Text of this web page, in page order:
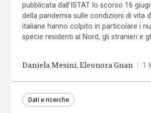
pubblicata dall’ISTAT lo scorso 16
della pandemia sulle condizioni di vita
italiane hanno colpito in particolare i
specie residenti al Nord, gli stranieri e
Daniela Mesini Eleonora Gnan 1
Dati e ricerche